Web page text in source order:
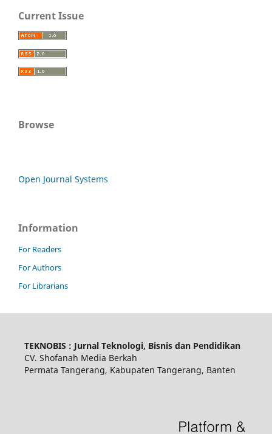
Current Issue
Browse
Open Journal Systems
Information
For Readers
For Authors
For Librarians
TEKNOBIS : Jurnal Teknologi, Bisnis dan Pendidikan
CV. Shofanah Media Berkah
Permata Tangerang, Kabupaten Tangerang, Banten